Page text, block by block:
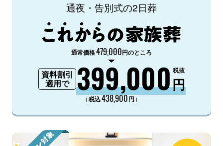
通夜・告別式の2日葬
通常価格479,000円のところ
資料割引
適用で
399,000円
税抜
（税込438,900円 ）